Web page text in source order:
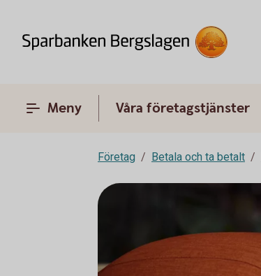
Meny Våra företagstjänster
Företag Betala och ta betalt